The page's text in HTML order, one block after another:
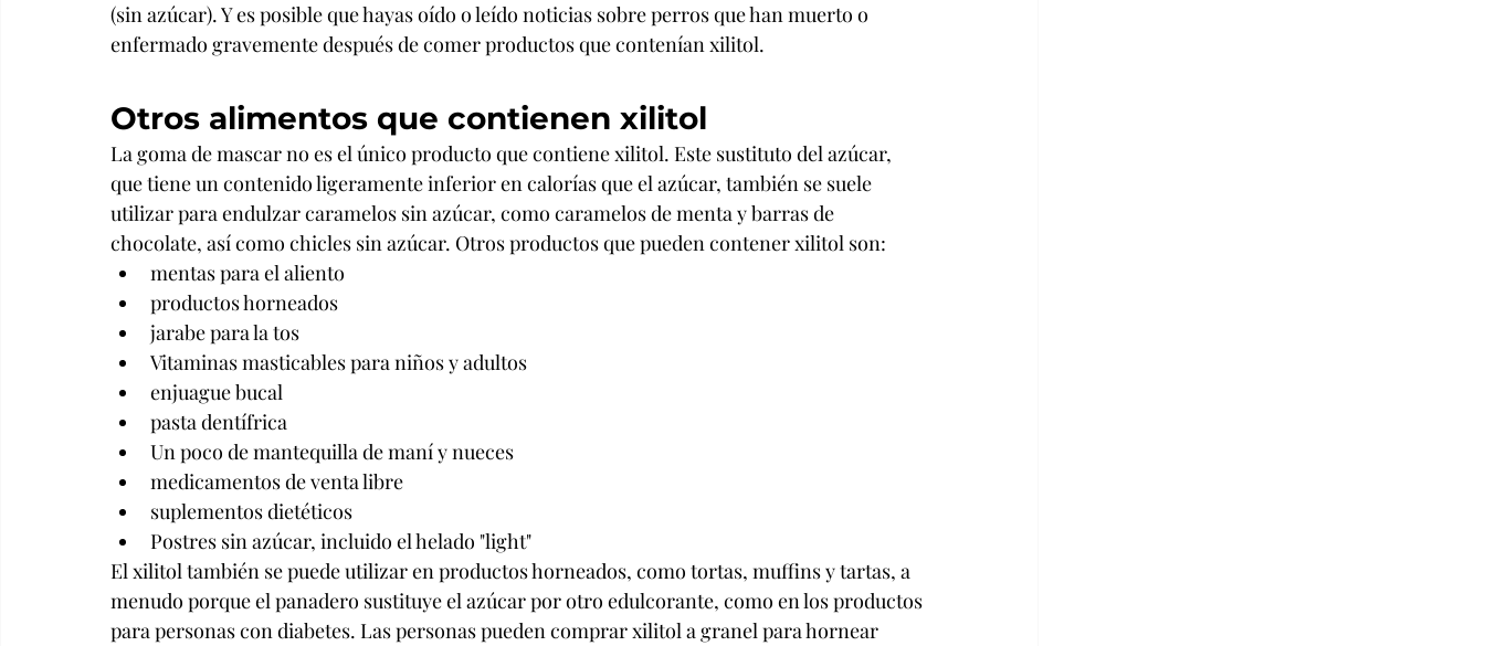
(sin azúcar). Y es posible que hayas oído o leído noticias sobre perros que han muerto o
enfermado gravemente después de comer productos que contenían xilitol.
Otros alimentos que contienen xilitol
La goma de mascar no es el único producto que contiene xilitol. Este sustituto del azúcar,
que tiene un contenido ligeramente inferior en calorías que el azúcar, también se suele
utilizar para endulzar caramelos sin azúcar, como caramelos de menta y barras de
chocolate, así como chicles sin azúcar. Otros productos que pueden contener xilitol son:
mentas para el aliento
productos horneados
jarabe para la tos
Vitaminas masticables para niños y adultos
enjuague bucal
pasta dentífrica
Un poco de mantequilla de maní y nueces
medicamentos de venta libre
suplementos dietéticos
Postres sin azúcar, incluido el helado "light"
El xilitol también se puede utilizar en productos horneados, como tortas, muffins y tartas, a
menudo porque el panadero sustituye el azúcar por otro edulcorante, como en los productos
para personas con diabetes. Las personas pueden comprar xilitol a granel para hornear